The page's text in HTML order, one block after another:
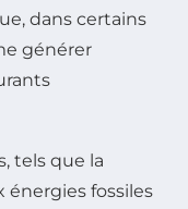
dans certains
générer
tels que la
fossiles